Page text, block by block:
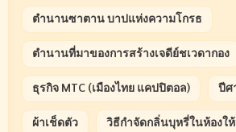
ตำนานซาตาน บาปแห่งความโกรธ
ตำนานที่มาของการสร้างเจดีย์ชเวดากอง
ธุรกิจ MTC (เมืองไทย แคปปิตอล) ปีศ
ผ้าเช็ดตัว วิธีกำจัดกลิ่นบุหรี่ในห้องใ